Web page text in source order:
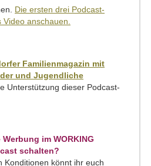
Die ersten drei Podcast-
anschauen.
Familienmagazin mit
und Jugendliche
Unterstützung dieser Podcast-
im WORKING
schalten?
Konditionen könnt ihr euch